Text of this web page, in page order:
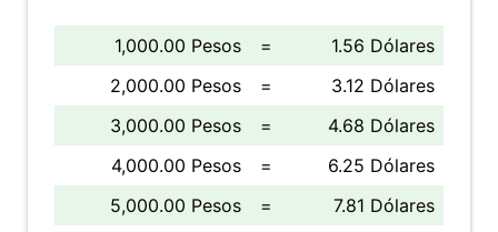
1,000.00 Pesos =
1.56 Dólares
2,000.00 Pesos
=
3.12 Dólares
3,000.00 Pesos
=
4.68 Dólares
4,000.00 Pesos
=
6.25 Dólares
5,000.00 Pesos
=
7.81 Dólares